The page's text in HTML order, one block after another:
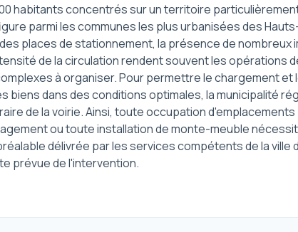
habitants concentrés sur un territoire
parmi les communes les plus urbanisées des
places de stationnement, la présence de nombreux
de la circulation rendent souvent les opérations
à organiser. Pour permettre le chargement et
biens dans des conditions optimales, la municipalité
de la voirie. Ainsi, toute occupation d'emplacements
ou toute installation de monte-meuble
délivrée par les services compétents de la ville
prévue de l'intervention.